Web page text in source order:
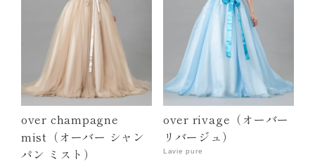
over champagne
mist（オーバー シャン
パン ミスト）
over rivage（オーバー
リバージュ）
Lavie pure